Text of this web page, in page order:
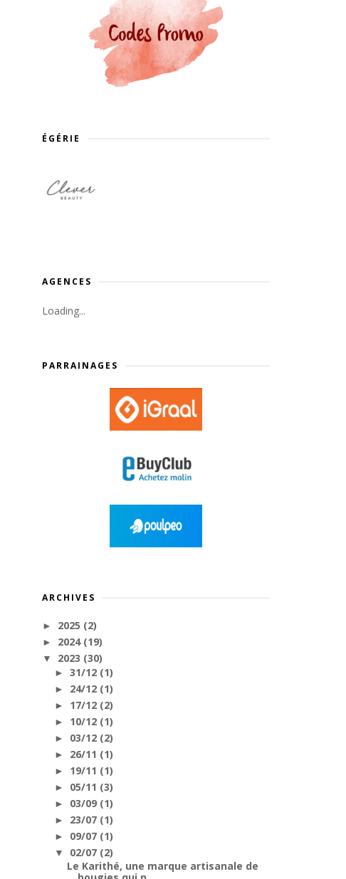
ÉGÉRIE
AGENCES
Loading...
PARRAINAGES
ARCHIVES
► 2025 (2)
► 2024 (19)
▼ 2023 (30)
► 31/12 (1)
► 24/12 (1)
► 17/12 (2)
► 10/12 (1)
► 03/12 (2)
► 26/11 (1)
► 19/11 (1)
► 05/11 (3)
► 03/09 (1)
► 23/07 (1)
► 09/07 (1)
▼ 02/07 (2)
Le Karithé, une marque artisanale de